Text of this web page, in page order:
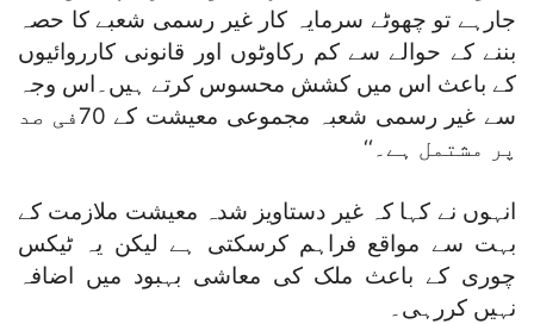
جارہے تو چھوٹے سرمایہ کار غیر رسمی شعبے کا حصہ
بننے کے حوالے سے کم رکاوٹوں اور قانونی کارروائیوں
کے باعث اس میں کشش محسوس کرتے ہیں۔اس وجہ
سے غیر رسمی شعبہ مجموعی معیشت کے 70فی صد
پر مشتمل ہے۔‘‘
انہوں نے کہا کہ غیر دستاویز شدہ معیشت ملازمت کے
بہت سے مواقع فراہم کرسکتی ہے لیکن یہ ٹیکس
چوری کے باعث ملک کی معاشی بہبود میں اضافہ
نہیں کررہی۔